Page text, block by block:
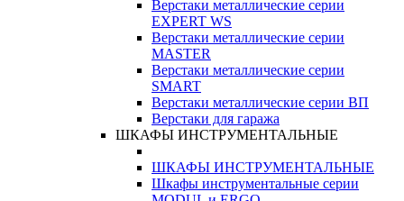
Верстаки металлические серии
EXPERT WS
Верстаки металлические серии
MASTER
Верстаки металлические серии
SMART
Верстаки металлические серии ВП
Верстаки для гаража
ШКАФЫ ИНСТРУМЕНТАЛЬНЫЕ
ШКАФЫ ИНСТРУМЕНТАЛЬНЫЕ
Шкафы инструментальные серии